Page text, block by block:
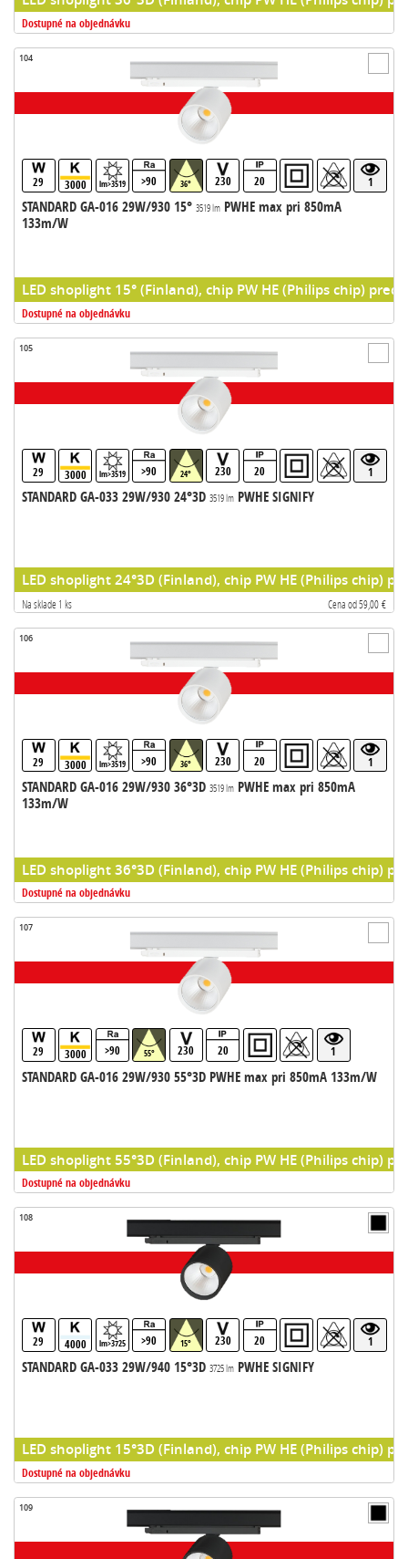
Dostupné na objednávku
104
29 3000 lm>3519 >90 36° 230 20 1
STANDARD GA-016 29W/930 15° 3519 lmPWHE max pri 850mA
133m/W
LED shoplight 15° (Finland), chip PW HE (Philips chip)
Dostupné na objednávku
105
29 3000 lm>3519 >90 24° 230 20 1
STANDARD GA-033 29W/930 24°3D 3519 lmPWHE SIGNIFY
LED shoplight 24°3D (Finland), chip PW HE (Philips chip)
Na sklade 1 ks Cena od 59,00 €
106
29 3000 lm>3519 >90 36° 230 20 1
STANDARD GA-016 29W/930 36°3D 3519 lmPWHE max pri 850mA
133m/W
LED shoplight 36°3D (Finland), chip PW HE (Philips chip)
Dostupné na objednávku
107
29 3000 >90 55° 230 20 1
STANDARD GA-016 29W/930 55°3D PWHE max pri 850mA 133m/W
LED shoplight 55°3D (Finland), chip PW HE (Philips chip)
Dostupné na objednávku
108
29 4000 lm>3725 >90 15° 230 20 1
STANDARD GA-033 29W/940 15°3D 3725 lmPWHE SIGNIFY
LED shoplight 15°3D (Finland), chip PW HE (Philips chip)
Dostupné na objednávku
109